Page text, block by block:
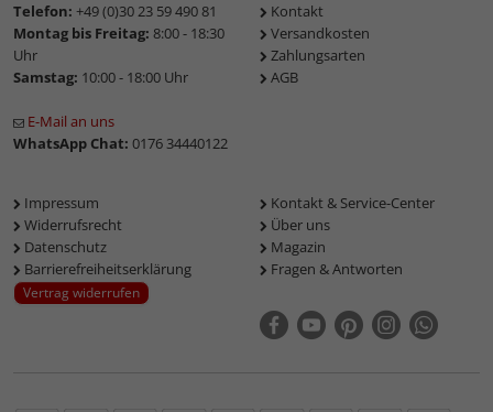
Telefon: +49 (0)30 23 59 490 81
Montag bis Freitag: 8:00 - 18:30
Uhr
Samstag: 10:00 - 18:00 Uhr
E-Mail an uns
WhatsApp Chat: 0176 34440122
Kontakt
Versandkosten
Zahlungsarten
AGB
Impressum
Widerrufsrecht
Datenschutz
Barrierefreiheitserklärung
Vertrag widerrufen
Kontakt & Service-Center
Über uns
Magazin
Fragen & Antworten